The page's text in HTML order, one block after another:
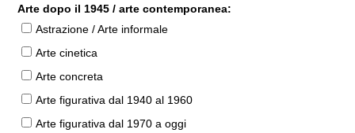
Arte dopo il 1945 / arte contemporanea:
Astrazione / Arte informale
Arte cinetica
Arte concreta
Arte figurativa dal 1940 al 1960
Arte figurativa dal 1970 a oggi